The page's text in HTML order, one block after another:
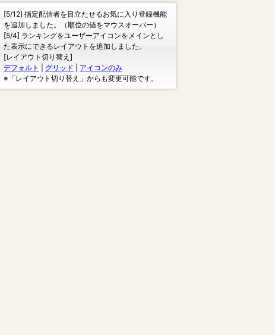
vs乙武洋匡vs中室牧子
vs高橋弘樹vs西田亮
介】
[5/12] 指定配信者を目立たせるお気に入り登録機能
を追加しました。（順位の値をマウスオーバー）
[5/4] ランキングをユーザーアイコンをメインとし
た表示にできるレイアウトを追加しました。
[レイアウト切り替え]
デフォルト
グリッド
アイコンのみ
※「レイアウト切り替え」からも変更可能です。